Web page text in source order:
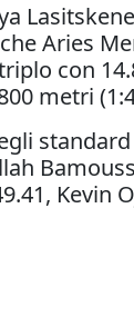
Aries
con
metri
Kevin